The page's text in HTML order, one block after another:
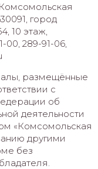
город
10 этаж,
00, 289-91-06,
размещённые
с
об
деятельности
«Комсомольская
другими
без